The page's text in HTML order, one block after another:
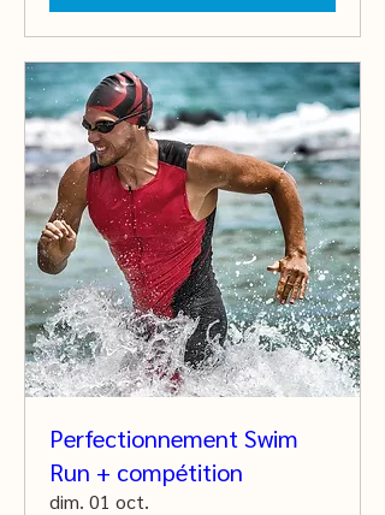
Perfectionnement Swim
Run + compétition
dim. 01 oct.